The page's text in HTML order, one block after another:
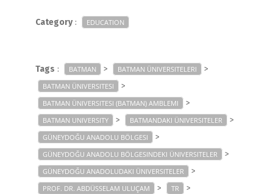
Category: EDUCATION
Tags : BATMAN > BATMAN ÜNIVERSITELERI >
BATMAN ÜNIVERSITESI >
BATMAN ÜNIVERSITESI (BATMAN) AMBLEMI >
BATMAN UNIVERSITY > BATMANDAKI ÜNIVERSITELER >
GÜNEYDOĞU ANADOLU BÖLGESI >
GÜNEYDOĞU ANADOLU BÖLGESINDEKI ÜNIVERSITELER >
GÜNEYDOĞU ANADOLUDAKI ÜNIVERSITELER >
PROF. DR. ABDÜSSELAM ULUÇAM > TR >